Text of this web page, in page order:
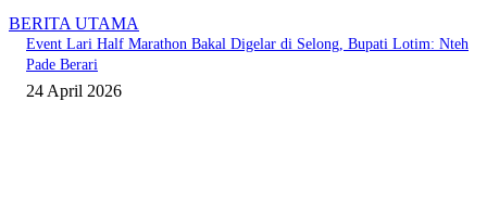
BERITA UTAMA
Event Lari Half Marathon Bakal Digelar di Selong, Bupati Lotim: Nteh
Pade Berari
24 April 2026